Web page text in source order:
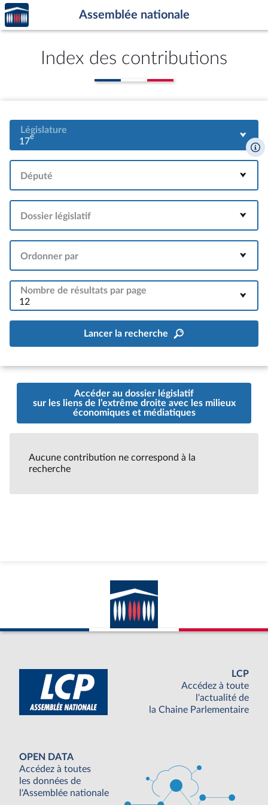
Aller au contenu
Aller en bas de la page
Accèder
à la
page
Assemblée nationale
Index des contributions
Législature
17e
Député
Dossier législatif
Ordonner par
Nombre de résultats par page
12
Lancer la recherche
Accéder au dossier législatif
sur les liens de l’extrême droite avec les milieux
économiques et médiatiques
Aucune contribution ne correspond à la
recherche
LCP
Accédez à toute
l'actualité de
la Chaine Parlementaire
OPEN DATA
Accédez à toutes
les données de
l'Assemblée nationale